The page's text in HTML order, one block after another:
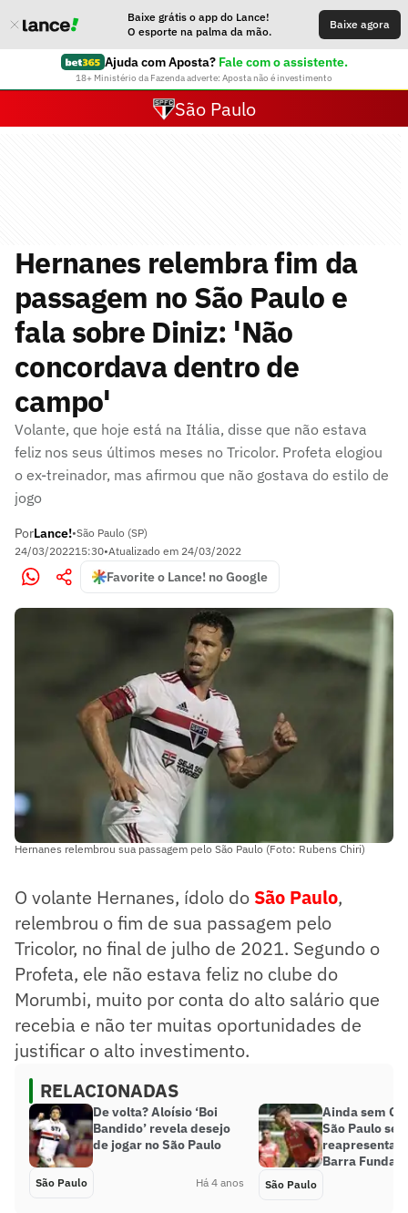
Baixe grátis o app do Lance!
O esporte na palma da mão.
Baixe agora
Ajuda com Aposta? Fale com o assistente.
18+ Ministério da Fazenda adverte: Aposta não é investimento
São Paulo
Hernanes relembra fim da
passagem no São Paulo e
fala sobre Diniz: 'Não
concordava dentro de
campo'
Volante, que hoje está na Itália, disse que não estava
feliz nos seus últimos meses no Tricolor. Profeta elogiou
o ex-treinador, mas afirmou que não gostava do estilo de
jogo
PorLance!•São Paulo (SP)
24/03/202215:30•Atualizado em 24/03/2022
Favorite o Lance! no Google
Hernanes relembrou sua passagem pelo São Paulo (Foto: Rubens Chiri)
O volante Hernanes, ídolo do São Paulo,
relembrou o fim de sua passagem pelo
Tricolor, no final de julho de 2021. Segundo o
Profeta, ele não estava feliz no clube do
Morumbi, muito por conta do alto salário que
recebia e não ter muitas oportunidades de
justificar o alto investimento.
RELACIONADAS
De volta? Aloísio ‘Boi
Bandido’ revela desejo
de jogar no São Paulo
São Paulo Há 4 anos
Ainda sem
São Paulo se
reapresenta
Barra Funda
São Paulo